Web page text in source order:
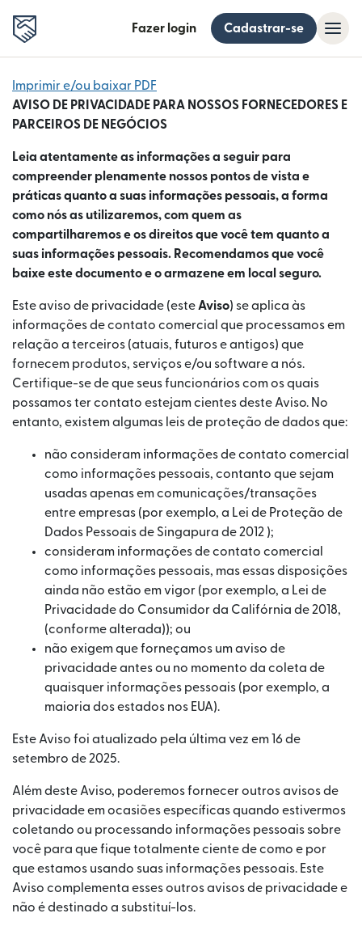
Fazer login Cadastrar-se
Imprimir e/ou baixar PDF
AVISO DE PRIVACIDADE PARA NOSSOS FORNECEDORES E
PARCEIROS DE NEGÓCIOS
Leia atentamente as informações a seguir para
compreender plenamente nossos pontos de vista e
práticas quanto a suas informações pessoais, a forma
como nós as utilizaremos, com quem as
compartilharemos e os direitos que você tem quanto a
suas informações pessoais. Recomendamos que você
baixe este documento e o armazene em local seguro.
Este aviso de privacidade (este Aviso) se aplica às
informações de contato comercial que processamos em
relação a terceiros (atuais, futuros e antigos) que
fornecem produtos, serviços e/ou software a nós.
Certifique-se de que seus funcionários com os quais
possamos ter contato estejam cientes deste Aviso. No
entanto, existem algumas leis de proteção de dados que:
não consideram informações de contato comercial
como informações pessoais, contanto que sejam
usadas apenas em comunicações/transações
entre empresas (por exemplo, a Lei de Proteção de
Dados Pessoais de Singapura de 2012 );
consideram informações de contato comercial
como informações pessoais, mas essas disposições
ainda não estão em vigor (por exemplo, a Lei de
Privacidade do Consumidor da Califórnia de 2018,
(conforme alterada)); ou
não exigem que forneçamos um aviso de
privacidade antes ou no momento da coleta de
quaisquer informações pessoais (por exemplo, a
maioria dos estados nos EUA).
Este Aviso foi atualizado pela última vez em 16 de
setembro de 2025.
Além deste Aviso, poderemos fornecer outros avisos de
privacidade em ocasiões específicas quando estivermos
coletando ou processando informações pessoais sobre
você para que fique totalmente ciente de como e por
que estamos usando suas informações pessoais. Este
Aviso complementa esses outros avisos de privacidade e
não é destinado a substituí-los.